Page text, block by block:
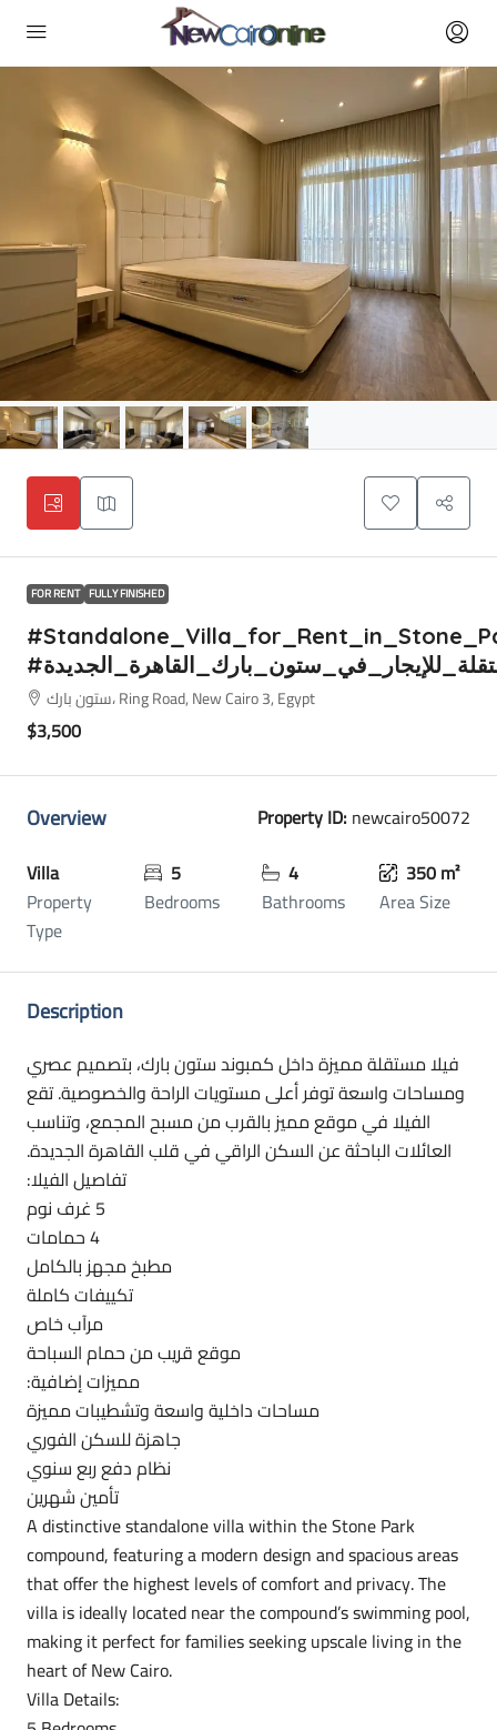
FOR RENT FULLY FINISHED
ستون بارك، Ring Road, New Cairo 3, Egypt
$3,500
Overview Property ID: newcairo50072
Villa
Property
Type
5
Bedrooms
4
Bathrooms
350 m²
Area Size
Description
فيلا مستقلة مميزة داخل كمبوند ستون بارك، بتصميم عصري
ومساحات واسعة توفر أعلى مستويات الراحة والخصوصية. تقع
الفيلا في موقع مميز بالقرب من مسبح المجمع، وتناسب
العائلات الباحثة عن السكن الراقي في قلب القاهرة الجديدة.
تفاصيل الفيلا:
5 غرف نوم
4 حمامات
مطبخ مجهز بالكامل
تكييفات كاملة
مرآب خاص
موقع قريب من حمام السباحة
مميزات إضافية:
مساحات داخلية واسعة وتشطيبات مميزة
جاهزة للسكن الفوري
نظام دفع ربع سنوي
تأمين شهرين
A distinctive standalone villa within the Stone Park
compound, featuring a modern design and spacious areas
that offer the highest levels of comfort and privacy. The
villa is ideally located near the compound’s swimming pool,
making it perfect for families seeking upscale living in the
heart of New Cairo.
Villa Details: